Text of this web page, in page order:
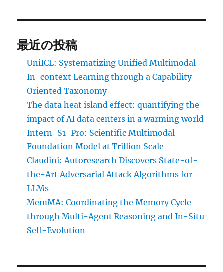
最近の投稿
UniICL: Systematizing Unified Multimodal
In-context Learning through a Capability-
Oriented Taxonomy
The data heat island effect: quantifying the
impact of AI data centers in a warming world
Intern-S1-Pro: Scientific Multimodal
Foundation Model at Trillion Scale
Claudini: Autoresearch Discovers State-of-
the-Art Adversarial Attack Algorithms for
LLMs
MemMA: Coordinating the Memory Cycle
through Multi-Agent Reasoning and In-Situ
Self-Evolution